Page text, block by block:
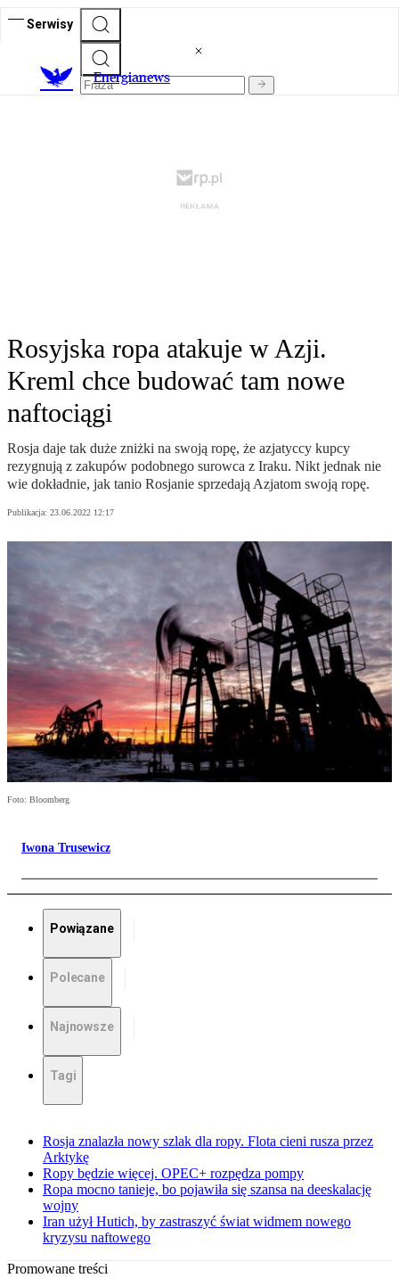
Serwisy
Energianews
Rosyjska ropa atakuje w Azji.
Kreml chce budować tam nowe
naftociągi
Rosja daje tak duże zniżki na swoją ropę, że azjatyccy kupcy
rezygnują z zakupów podobnego surowca z Iraku. Nikt jednak nie
wie dokładnie, jak tanio Rosjanie sprzedają Azjatom swoją ropę.
Publikacja: 23.06.2022 12:17
Foto: Bloomberg
Iwona Trusewicz
Powiązane
Polecane
Najnowsze
Tagi
Rosja znalazła nowy szlak dla ropy. Flota cieni rusza przez
Arktykę
Ropy będzie więcej. OPEC+ rozpędza pompy
Ropa mocno tanieje, bo pojawiła się szansa na deeskalację
wojny
Iran użył Hutich, by zastraszyć świat widmem nowego
kryzysu naftowego
Promowane treści